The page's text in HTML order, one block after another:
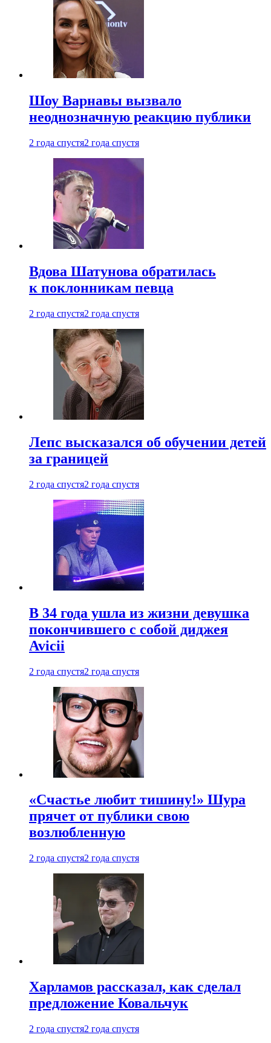
Шоу Варнавы вызвало
неоднозначную реакцию публики
2 года спустя2 года спустя
Вдова Шатунова обратилась
к поклонникам певца
2 года спустя2 года спустя
Лепс высказался об обучении детей
за границей
2 года спустя2 года спустя
В 34 года ушла из жизни девушка
покончившего с собой диджея
Avicii
2 года спустя2 года спустя
«Счастье любит тишину!» Шура
прячет от публики свою
возлюбленную
2 года спустя2 года спустя
Харламов рассказал, как сделал
предложение Ковальчук
2 года спустя2 года спустя